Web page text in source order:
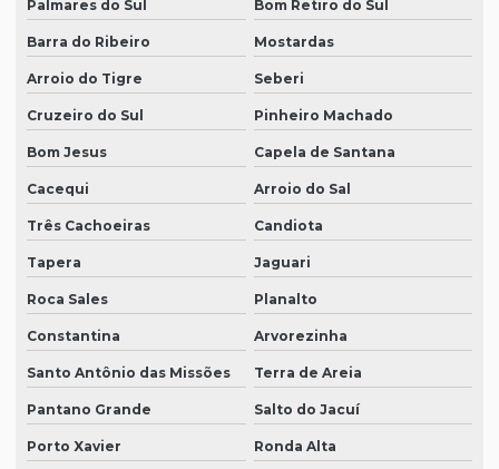
Palmares do Sul Bom Retiro do Sul
Barra do Ribeiro Mostardas
Arroio do Tigre Seberi
Cruzeiro do Sul Pinheiro Machado
Bom Jesus Capela de Santana
Cacequi Arroio do Sal
Três Cachoeiras Candiota
Tapera Jaguari
Roca Sales Planalto
Constantina Arvorezinha
Santo Antônio das Missões Terra de Areia
Pantano Grande Salto do Jacuí
Porto Xavier Ronda Alta